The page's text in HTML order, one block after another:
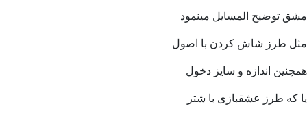
مشق توضیح المسایل مینمود
مثل طرز شاش کردن با اصول
همچنین اندازه و سایز دخول
یا که طرز عشقبازی با شتر